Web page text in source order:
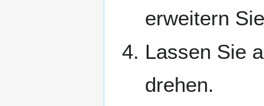
erweitern
Lassen Sie
drehen.